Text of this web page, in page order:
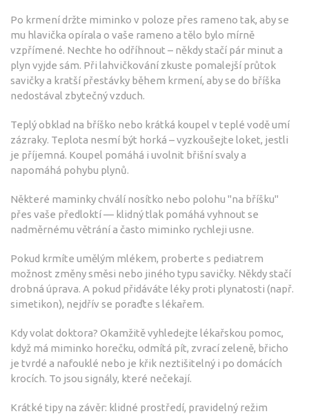
Po krmení držte miminko v poloze přes rameno tak, aby se
mu hlavička opírala o vaše rameno a tělo bylo mírně
vzpřímené. Nechte ho odříhnout – někdy stačí pár minut a
plyn vyjde sám. Při lahvičkování zkuste pomalejší průtok
savičky a kratší přestávky během krmení, aby se do bříška
nedostával zbytečný vzduch.
Teplý obklad na bříško nebo krátká koupel v teplé vodě umí
zázraky. Teplota nesmí být horká – vyzkoušejte loket, jestli
je příjemná. Koupel pomáhá i uvolnit břišní svaly a
napomáhá pohybu plynů.
Některé maminky chválí nosítko nebo polohu "na bříšku"
přes vaše předloktí — klidný tlak pomáhá vyhnout se
nadměrnému větrání a často miminko rychleji usne.
Pokud krmíte umělým mlékem, proberte s pediatrem
možnost změny směsi nebo jiného typu savičky. Někdy stačí
drobná úprava. A pokud přidáváte léky proti plynatosti (např.
simetikon), nejdřív se poraďte s lékařem.
Kdy volat doktora? Okamžitě vyhledejte lékařskou pomoc,
když má miminko horečku, odmítá pít, zvrací zeleně, břicho
je tvrdé a nafouklé nebo je křik neztišitelný i po domácích
krocích. To jsou signály, které nečekají.
Krátké tipy na závěr: klidné prostředí, pravidelný režim